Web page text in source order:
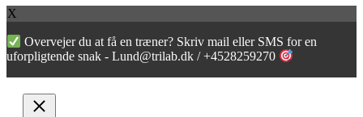
X
Overvejer du at få en træner? Skriv mail eller SMS for en
uforpligtende snak - Lund@trilab.dk / +4528259270